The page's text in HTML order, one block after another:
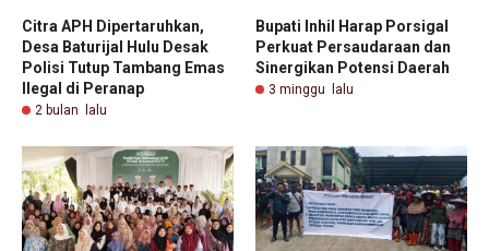
Citra APH Dipertaruhkan,
Desa Baturijal Hulu Desak
Polisi Tutup Tambang Emas
Ilegal di Peranap
2 bulan lalu
Bupati Inhil Harap Porsigal
Perkuat Persaudaraan dan
Sinergikan Potensi Daerah
3 minggu lalu